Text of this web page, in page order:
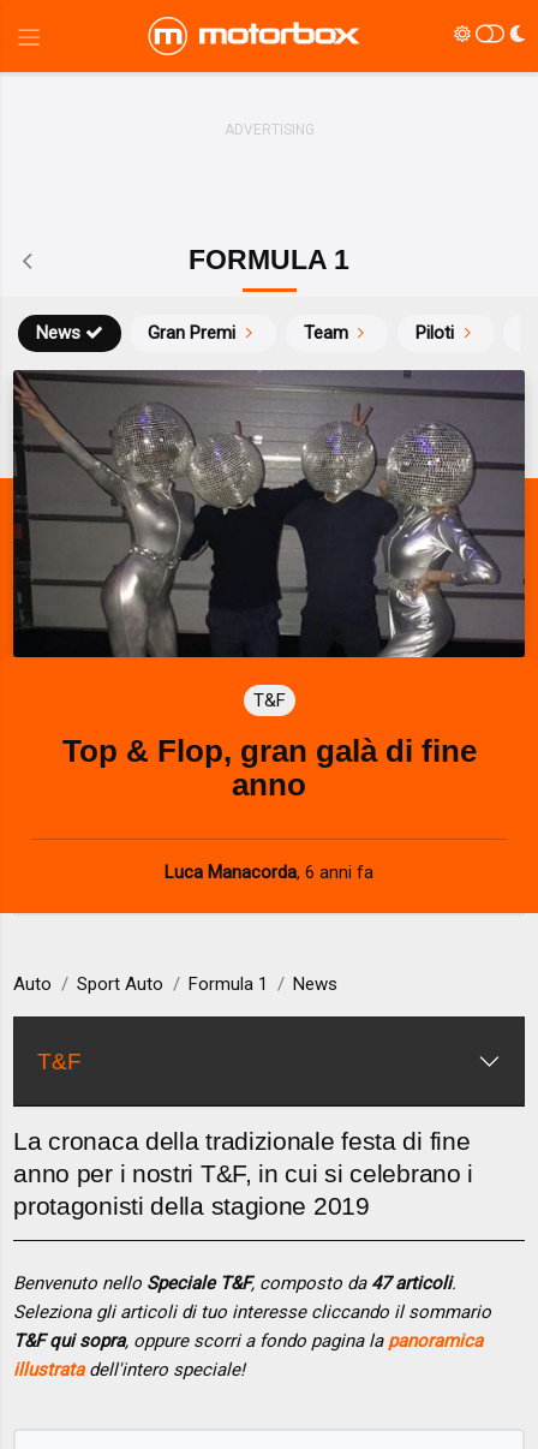
FORMULA 1
News Gran Premi Team Piloti
T&F
Top & Flop, gran galà di fine
anno
Luca Manacorda, 6 anni fa
Auto Sport Auto Formula 1 News
T&F
La cronaca della tradizionale festa di fine
anno per i nostri T&F, in cui si celebrano i
protagonisti della stagione 2019
Benvenuto nello Speciale T&F, composto da 47 articoli.
Seleziona gli articoli di tuo interesse cliccando il sommario
T&F qui sopra, oppure scorri a fondo pagina la panoramica
illustratadell'intero speciale!